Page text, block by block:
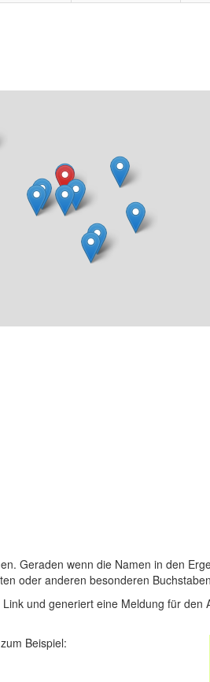
Geraden wenn die Namen in den
oder anderen besonderen
und generiert eine Meldung für
Beispiel: